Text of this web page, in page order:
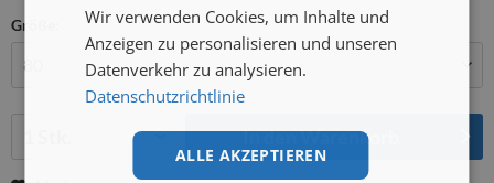
Größe:
In denWarenkorb
Wir verwenden Cookies, um Inhalte und
Anzeigen zu personalisieren und unseren
Datenverkehr zu analysieren.
Datenschutzrichtlinie
ALLE AKZEPTIEREN